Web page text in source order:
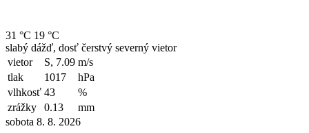
31 °C 19 °C
slabý dážď, dosť čerstvý severný vietor
vietor
S, 7.09 m/s
tlak
1017
hPa
vlhkosť 43
%
zrážky
0.13
mm
sobota 8. 8. 2026